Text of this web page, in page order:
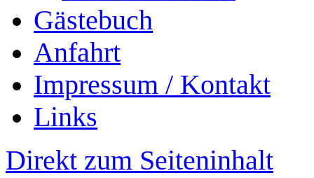
Gästebuch
Anfahrt
Impressum / Kontakt
Links
Direkt zum Seiteninhalt